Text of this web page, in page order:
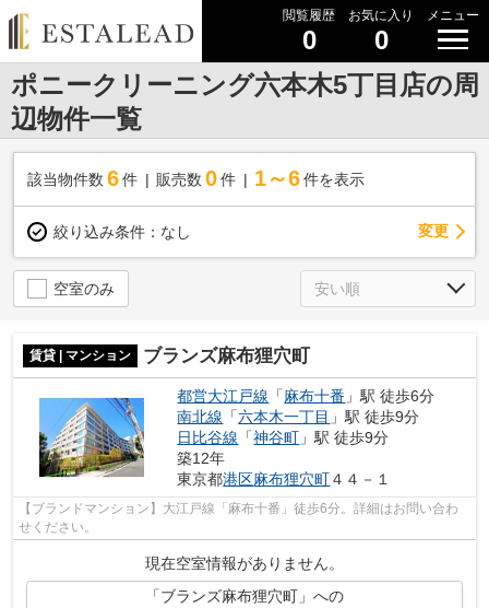
閲覧履歴
0
お気に入り
0
メニュー
ポニークリーニング六本木5丁目店の周
辺物件一覧
該当物件数 6件 販売数 0 件 1～6 件を表示
絞り込み条件： なし 変更
空室のみ
賃貸 | マンション ブランズ麻布狸穴町
都営大江戸線 「麻布十番 」駅 徒歩6分
南北線 「六本木一丁目 」駅 徒歩9分
日比谷線 「神谷町 」駅 徒歩9分
築12年
東京都港区麻布狸穴町４４－１
【ブランドマンション】大江戸線「麻布十番」徒歩6分。詳細はお問い合わ
せください。
現在空室情報がありません。
「ブランズ麻布狸穴町」への